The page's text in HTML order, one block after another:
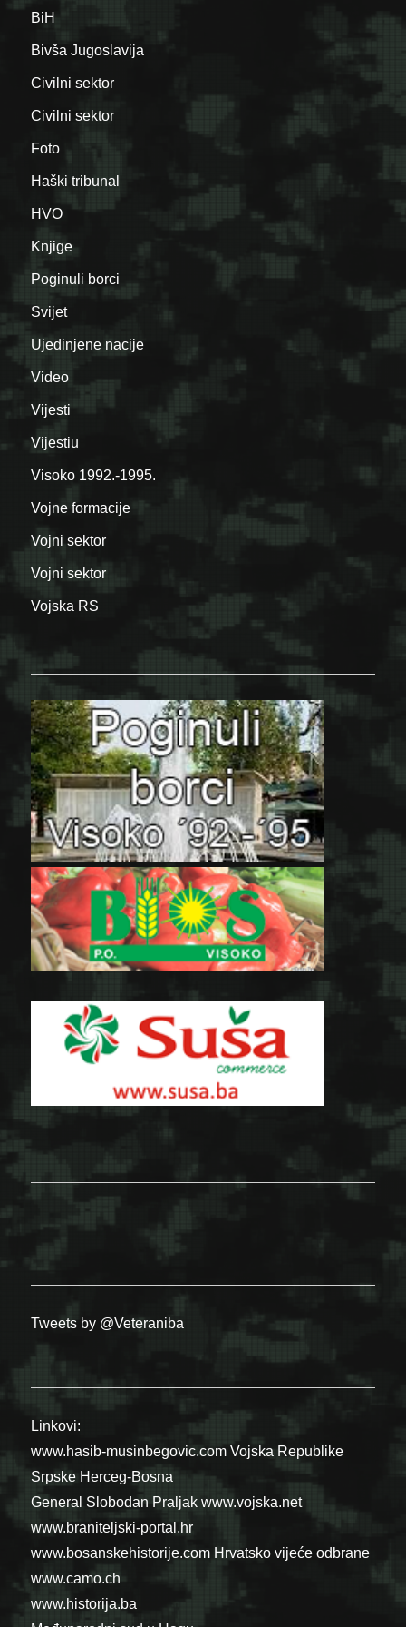
BiH
Bivša Jugoslavija
Civilni sektor
Civilni sektor
Foto
Haški tribunal
HVO
Knjige
Poginuli borci
Svijet
Ujedinjene nacije
Video
Vijesti
Vijestiu
Visoko 1992.-1995.
Vojne formacije
Vojni sektor
Vojni sektor
Vojska RS
Tweets by @Veteraniba
Linkovi:
www.hasib-musinbegovic.com Vojska Republike
Srpske Herceg-Bosna
General Slobodan Praljak www.vojska.net
www.braniteljski-portal.hr
www.bosanskehistorije.com Hrvatsko vijeće odbrane
www.camo.ch
www.historija.ba